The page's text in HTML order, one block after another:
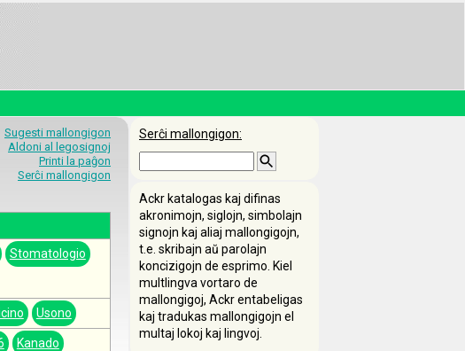
Sugesti mallongigon
Aldoni al legosignoj
Printi la paĝon
Serĉi mallongigon
Stomatologio
Usono
Kanado
Serĉi mallongigon:
Ackr katalogas kaj difinas
akronimojn, siglojn, simbolajn
signojn kaj aliaj mallongigojn,
t.e. skribajn aŭ parolajn
koncizigojn de esprimo. Kiel
multlingva vortaro de
mallongigoj, Ackr entabeligas
kaj tradukas mallongigojn el
multaj lokoj kaj lingvoj.